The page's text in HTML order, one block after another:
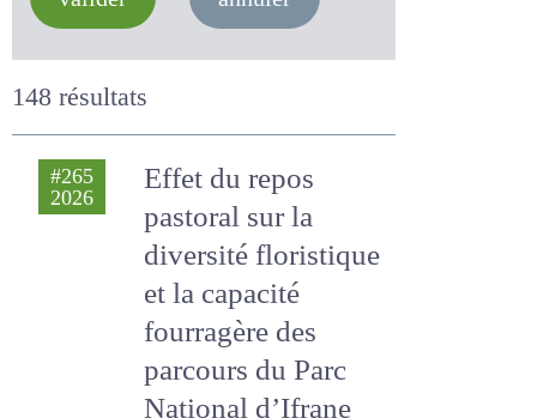
valider annuler
148 résultats
#265
Effet du repos
pastoral sur la
diversité floristique
et la capacité
fourragère des
parcours du Parc